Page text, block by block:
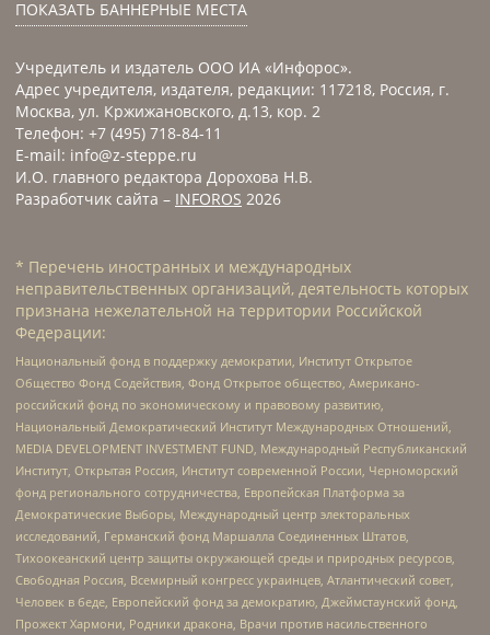
ПОКАЗАТЬ БАННЕРНЫЕ МЕСТА
Учредитель и издатель ООО ИА «Инфорос».
Адрес учредителя, издателя, редакции: 117218, Россия, г.
Москва, ул. Кржижановского, д.13, кор. 2
Телефон: +7 (495) 718-84-11
E-mail: info@z-steppe.ru
И.О. главного редактора Дорохова Н.В.
Разработчик сайта – INFOROS 2026
* Перечень иностранных и международных
неправительственных организаций, деятельность которых
признана нежелательной на территории Российской
Федерации:
Национальный фонд в поддержку демократии, Институт Открытое
Общество Фонд Содействия, Фонд Открытое общество, Американо-
российский фонд по экономическому и правовому развитию,
Национальный Демократический Институт Международных Отношений,
MEDIA DEVELOPMENT INVESTMENT FUND, Международный Республиканский
Институт, Открытая Россия, Институт современной России, Черноморский
фонд регионального сотрудничества, Европейская Платформа за
Демократические Выборы, Международный центр электоральных
исследований, Германский фонд Маршалла Соединенных Штатов,
Тихоокеанский центр защиты окружающей среды и природных ресурсов,
Свободная Россия, Всемирный конгресс украинцев, Атлантический совет,
Человек в беде, Европейский фонд за демократию, Джеймстаунский фонд,
Прожект Хармони, Родники дракона, Врачи против насильственного